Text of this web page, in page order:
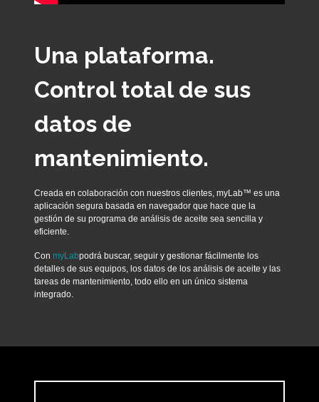
Una plataforma.
Control total de sus
datos de
mantenimiento.
Creada en colaboración con nuestros clientes, myLab™ es una
aplicación segura basada en navegador que hace que la
gestión de su programa de análisis de aceite sea sencilla y
eficiente.
Con myLabpodrá buscar, seguir y gestionar fácilmente los
detalles de sus equipos, los datos de los análisis de aceite y las
tareas de mantenimiento, todo ello en un único sistema
integrado.